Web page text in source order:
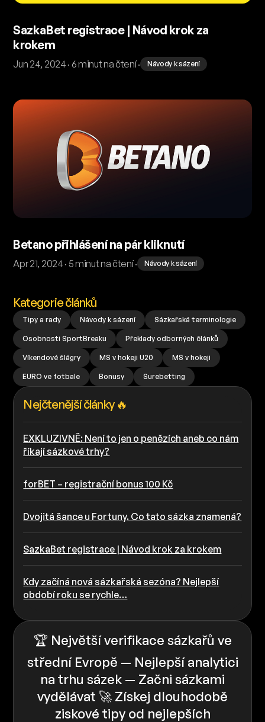
SazkaBet registrace | Návod krok za
krokem
Jun 24, 2024 · 6 minut na čtení · Návody k sázení
Betano přihlášení na pár kliknutí
Apr 21, 2024 · 5 minut na čtení · Návody k sázení
Kategorie článků
Tipy a rady Návody k sázení Sázkařská terminologie
Osobnosti SportBreaku Překlady odborných článků
Víkendové šlágry MS v hokeji U20 MS v hokeji
EURO ve fotbale Bonusy Surebetting
Nejčtenější články 🔥
EXKLUZIVNĚ: Není to jen o penězích aneb co nám
říkají sázkové trhy?
forBET – registrační bonus 100 Kč
Dvojitá šance u Fortuny. Co tato sázka znamená?
SazkaBet registrace | Návod krok za krokem
Kdy začíná nová sázkařská sezóna? Nejlepší
období roku se rychle…
🏆 Největší verifikace sázkařů ve
střední Evropě — Nejlepší analytici
na trhu sázek — Začni sázkami
vydělávat 🚀 Získej dlouhodobě
ziskové tipy od nejlepších